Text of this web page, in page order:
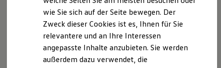
Fahrerassistenz- und Sicherheitssysteme
Kontrollleuchten
Kurzfahrprofile und Ölverdünnung
XTL-Dieselkraftstoff
Ersatzteile und Betriebsflüssigkeiten
Angaben zum Digital Service Act (DSA)
EU Data Act
Produktsicherheitsinformationen
Rückrufe
Vorschriften
Händlersuche
Newsletter
VERTRAG WIDERRUFEN
wie Sie sich auf der Seite bewegen. Der
Zweck dieser Cookies ist es, Ihnen für Sie
relevantere und an Ihre Interessen
angepasste Inhalte anzubieten. Sie werden
außerdem dazu verwendet, die